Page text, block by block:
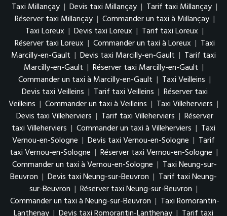
Taxi Millançay | Devis taxi Millançay | Tarif taxi Millançay |
Réserver taxi Millançay | Commander un taxi à Millançay |
Taxi Loreux | Devis taxi Loreux | Tarif taxi Loreux |
Réserver taxi Loreux | Commander un taxi à Loreux | Taxi
Marcilly-en-Gault | Devis taxi Marcilly-en-Gault | Tarif taxi
Marcilly-en-Gault | Réserver taxi Marcilly-en-Gault |
Commander un taxi à Marcilly-en-Gault | Taxi Veilleins |
Devis taxi Veilleins | Tarif taxi Veilleins | Réserver taxi
Veilleins | Commander un taxi à Veilleins | Taxi Villeherviers |
Devis taxi Villeherviers | Tarif taxi Villeherviers | Réserver
taxi Villeherviers | Commander un taxi à Villeherviers | Taxi
Vernou-en-Sologne | Devis taxi Vernou-en-Sologne | Tarif
taxi Vernou-en-Sologne | Réserver taxi Vernou-en-Sologne |
Commander un taxi à Vernou-en-Sologne | Taxi Neung-sur-
Beuvron | Devis taxi Neung-sur-Beuvron | Tarif taxi Neung-
sur-Beuvron | Réserver taxi Neung-sur-Beuvron |
Commander un taxi à Neung-sur-Beuvron | Taxi Romorantin-